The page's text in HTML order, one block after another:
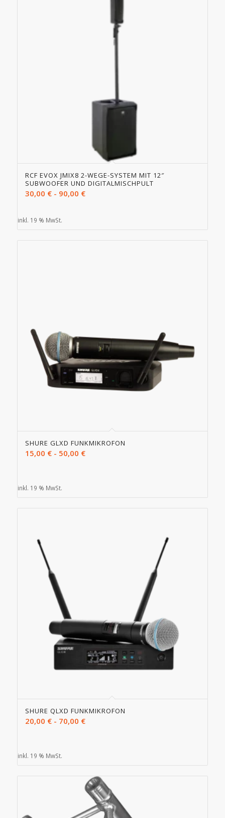
RCF EVOX JMIX8 2-WEGE-SYSTEM MIT 12″
SUBWOOFER UND DIGITALMISCHPULT
30,00 €- 90,00 €
inkl. 19 % MwSt.
SHURE GLXD FUNKMIKROFON
15,00 €- 50,00 €
inkl. 19 % MwSt.
SHURE QLXD FUNKMIKROFON
20,00 €- 70,00 €
inkl. 19 % MwSt.